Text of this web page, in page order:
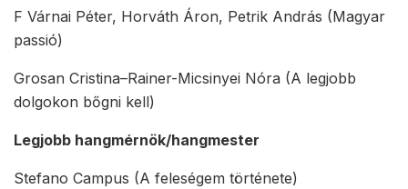
F Várnai Péter, Horváth Áron, Petrik András (Magyar
passió)
Grosan Cristina–Rainer-Micsinyei Nóra (A legjobb
dolgokon bőgni kell)
Legjobb hangmérnök/hangmester
Stefano Campus (A feleségem története)